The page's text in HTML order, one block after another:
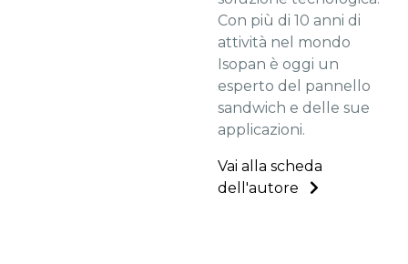
Con più di 10 anni di
attività nel mondo
Isopan è oggi un
esperto del pannello
sandwich e delle sue
applicazioni.
Vai alla scheda
dell'autore